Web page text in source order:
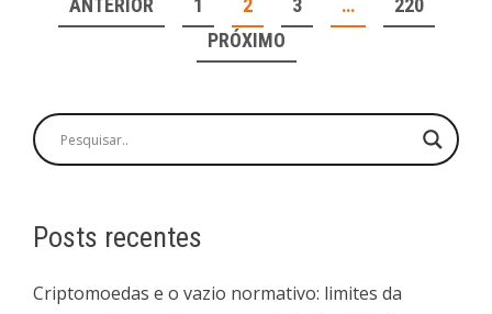
POR
ANTERIOR 1 2 3 …
220
PRÓXIMO
Posts recentes
Criptomoedas e o vazio normativo: limites da